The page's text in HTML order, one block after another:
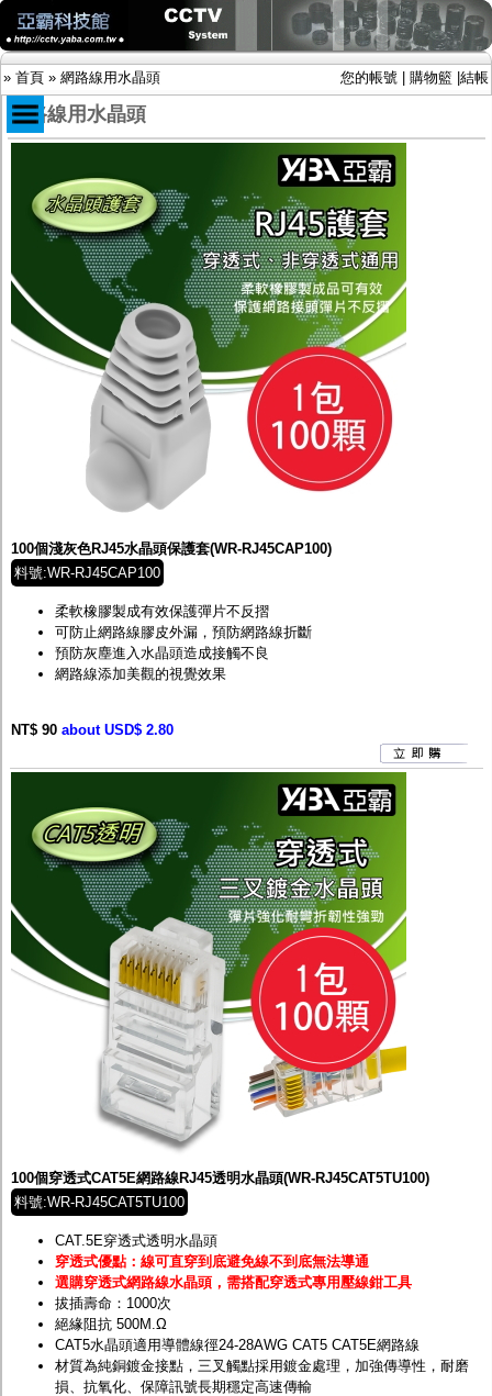
» 首頁 » 網路線用水晶頭 您的帳號 購物籃 結帳
商品目錄
限時促銷特惠專案
IP網路攝影機及錄放影機
AHD DVR數位錄放影機
AHD半球型(適用屋內)
AHD中小型紅外線攝影機(適用騎樓、室內外)
AHD防護罩型攝影機(適用屋外，紅外線照射
距離遠）
AHD特殊功能型攝影機
旋轉型攝影機.旋轉台
傳統高解析攝影機
防護罩及支架
多路攝影機單軸傳輸
監聽器.麥克風
視訊轉換設備
雙絞線傳輸器
雜訊改善器
分配放大器
網路線用水晶頭
網路線
懶人線.同軸線.花線
變壓器.避雷器
偽裝嚇阻假監視器. 警示防盜貼紙
電腦工業機殼
客訂商品
網路線用水晶頭
100個淺灰色RJ45水晶頭保護套(WR-RJ45CAP100)
料號:WR-RJ45CAP100
柔軟橡膠製成有效保護彈片不反摺
可防止網路線膠皮外漏，預防網路線折斷
預防灰塵進入水晶頭造成接觸不良
網路線添加美觀的視覺效果
NT$ 90 about USD$ 2.80
100個穿透式CAT5E網路線RJ45透明水晶頭(WR-RJ45CAT5TU100)
料號:WR-RJ45CAT5TU100
CAT.5E穿透式透明水晶頭
穿透式優點：線可直穿到底避免線不到底無法導通
選購穿透式網路線水晶頭，需搭配穿透式專用壓線鉗工具
拔插壽命：1000次
絕緣阻抗 500M.Ω
CAT5水晶頭適用導體線徑24-28AWG CAT5 CAT5E網路線
材質為純銅鍍金接點，三叉觸點採用鍍金處理，加強傳導性，耐磨
損、抗氧化、保障訊號長期穩定高速傳輸